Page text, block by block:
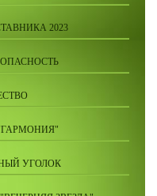
2023
УГОЛОК